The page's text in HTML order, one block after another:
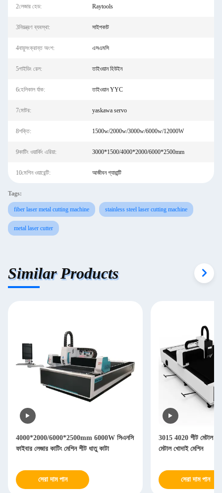
2লেজার হেড: Raytools
3নিয়ন্ত্রণ ব্যবস্থা: সাইপকাট
4বায়ুসংক্রান্ত অংশ: এসএমসি
5গাইডিং রেল: তাইওয়ান হিউইন
6হেলিকাল র্যাক: তাইওয়ান YYC
7মোটর: yaskawa servo
8শক্তি: 1500w/2000w/3000w/6000w/12000W
9কাটিং ওয়ার্কিং এরিয়া: 3000*1500/4000*2000/6000*2500mm
10মেশিন ওয়ারেন্টি: আজীবন গ্যারান্টি
Tags:
fiber laser metal cutting machine stainless steel laser cutting machine
metal laser cutter
Similar Products
4000*2000/6000*2500mm 6000W সিএনসি
ফাইবার লেজার কাটিং মেশিন শীট ধাতু কাটা
সেরা দাম পান
3015 4020 শীট মেটাল
মেটাল খোদাই মেশিন
সেরা দাম পান